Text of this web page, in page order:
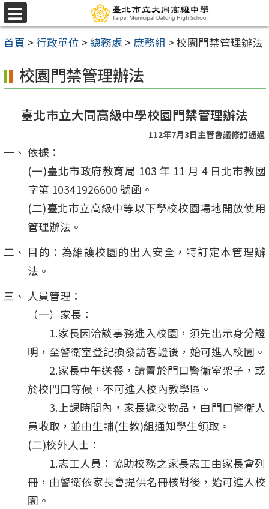
跳
至
主
內
選
單
首頁 > 行政單位 >總務處 > 庶務組 >校園門禁管理辦法
校園門禁管理辦法
臺北市立大同高級中學校園門禁管理辦法
112年7月3日主管會議修訂通過
依據：
(一)臺北市政府教育局 103 年 11 月 4 日北市教國
字第 10341926600 號函。
(二)臺北市立高級中等以下學校校園場地開放使用
管理辦法。
目的：為維護校園的出入安全，特訂定本管理辦
法。
人員管理：
（一）家長：
1.家長因洽談事務進入校園，須先出示身分證
明，至警衛室登記換發訪客證後，始可進入校園。
2.家長中午送餐，請置於門口警衛室架子，或
於校門口等候，不可進入校內教學區。
3.上課時間內，家長遞交物品，由門口警衛人
員收取，並由生輔(生教)組通知學生領取。
(二)校外人士：
1.志工人員：協助校務之家長志工由家長會列
冊，由警衛依家長會提供名冊核對後，始可進入校
園。